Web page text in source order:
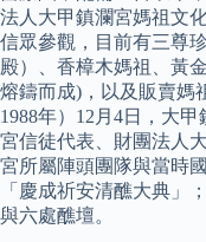
法人大甲鎮瀾宮媽祖文
信眾參觀，目前有三尊
殿）、香樟木媽祖、黃
熔鑄而成)，以及販賣媽
1988年）12月4日，大
宮信徒代表、財團法人
宮所屬陣頭團隊與當時
「慶成祈安清醮大典」
與六處醮壇。